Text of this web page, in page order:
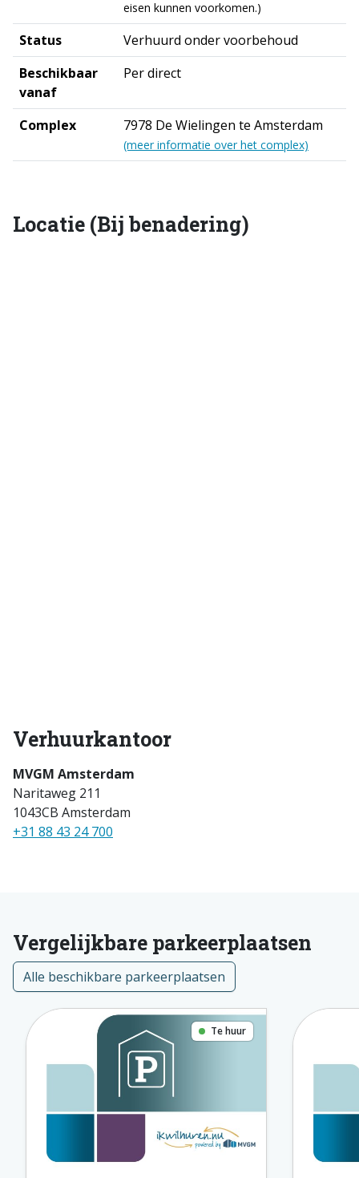
eisen kunnen voorkomen.)
Status
Verhuurd onder voorbehoud
Beschikbaar
vanaf
Per direct
Complex 7978 De Wielingen te Amsterdam
(meer informatie over het complex)
Locatie (Bij benadering)
Verhuurkantoor
MVGM Amsterdam
Naritaweg 211
1043CB Amsterdam
+31 88 43 24 700
Vergelijkbare parkeerplaatsen
Alle beschikbare parkeerplaatsen
Te huur